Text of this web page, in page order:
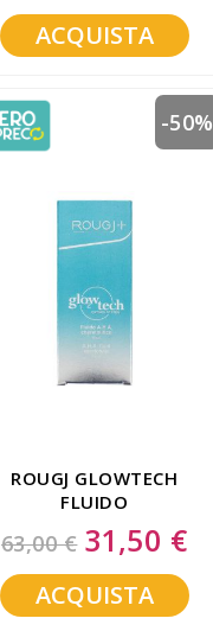
ACQUISTA
ROUGJ GLOWTECH
FLUIDO
CHERATOLITICO 30 ML
63,00 €
-50%
Special
Price
31,50 €
ACQUISTA